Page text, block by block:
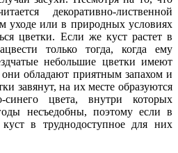
декоративно-лиственной
уходе или в природных условиях
цветки. Если же куст растет в
только тогда, когда ему
небольшие цветки имеют
обладают приятным запахом и
завянут, на их месте образуются
цвета, внутри которых
несъедобны, поэтому если в
в труднодоступное для них